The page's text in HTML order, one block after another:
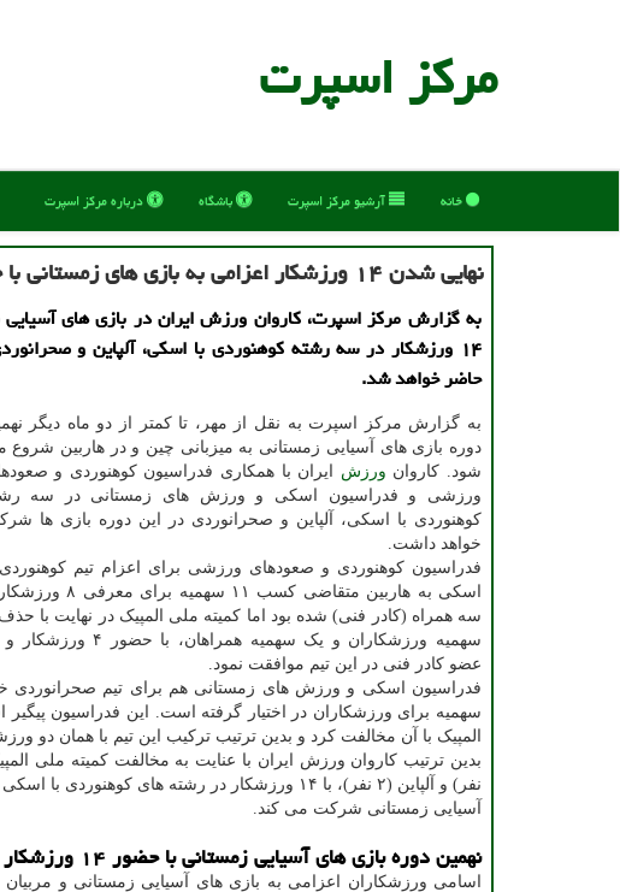
مركز اسپرت
خانه آرشیو مركز اسپرت باشگاه درباره مركز اسپرت
نهایی شدن ۱۴ ورزشکار اعزامی به بازی های زمستانی با حذف ۶ سهمیه درخواستی
به گزارش مرکز اسپرت، کاروان ورزش ایران در بازی های آسیایی
۱۴ ورزشکار در سه رشته کوهنوردی با اسکی، آلپاین و
حاضر خواهد شد.
به گزارش مرکز اسپرت به نقل از مهر، تا کمتر از دو ماه دیگر
دوره بازی های آسیایی زمستانی به میزبانی چین و در هاربین شروع
شود. کاروان ورزش ایران با همکاری فدراسیون کوهنوردی و
ورزشی و فدراسیون اسکی و ورزش های زمستانی در سه
کوهنوردی با اسکی، آلپاین و صحرانوردی در این دوره بازی ها
خواهد داشت.
فدراسیون کوهنوردی و صعودهای ورزشی برای اعزام تیم کوهنوردی
اسکی به هاربین متقاضی کسب ۱۱ سهمیه برای
سهمیه ورزشکاران و یک سهمیه همراهان، با حضور ۴
عضو کادر فنی در این تیم موافقت نمود.
المپیک با آن مخالفت کرد و بدین ترتیب ترکیب این تیم با همان دو
آسیایی زمستانی شرکت می کند.
نهمین دوره بازی های آسیایی زمستانی با حضور ۱۴ ورزشکار ایرانی برگزار می شود
اسامی ورزشکاران اعزامی به بازی های آسیایی زمستانی و